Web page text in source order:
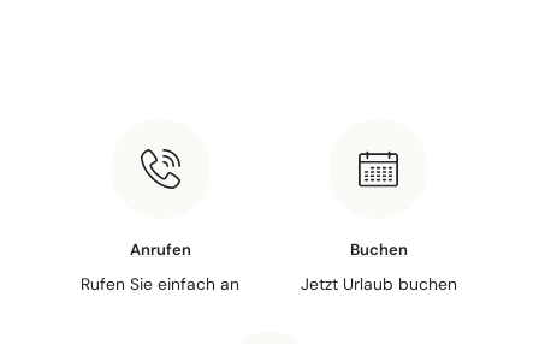
Anrufen
Rufen Sie einfach an
Buchen
Jetzt Urlaub buchen